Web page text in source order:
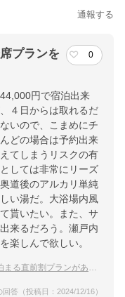
通報する
プランを
0
円で宿泊出来
４日からは取れるだ
いので、こまめにチ
どの場合は予約出来
てしまうリスクの有
しては非常にリーズ
道後のアルカリ単純
い湯だ。大浴場内風
貰いたい。また、サ
来るだろう。瀬戸内
楽しんで欲しい。
前割プランがある温泉宿
答（投稿日：2024/12/16）